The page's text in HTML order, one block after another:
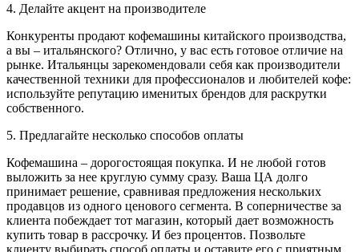
4. Делайте акцент на производителе
Конкуренты продают кофемашины китайского производства,
а вы – итальянского? Отлично, у вас есть готовое отличие на
рынке. Итальянцы зарекомендовали себя как производители
качественной техники для профессионалов и любителей кофе:
используйте репутацию именитых брендов для раскрутки
собственного.
5. Предлагайте несколько способов оплаты
Кофемашина – дорогостоящая покупка. И не любой готов
выложить за нее круглую сумму сразу. Ваша ЦА долго
принимает решение, сравнивая предложения нескольких
продавцов из одного ценового сегмента. В соперничестве за
клиента побеждает тот магазин, который дает возможность
купить товар в рассрочку. И без процентов. Позвольте
клиенту выбирать способ оплаты и оставите его с приятным